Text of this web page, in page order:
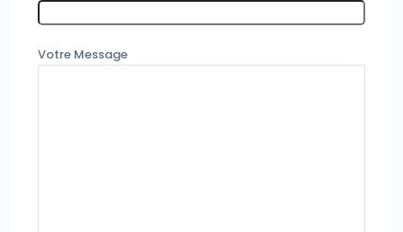
Votre Message